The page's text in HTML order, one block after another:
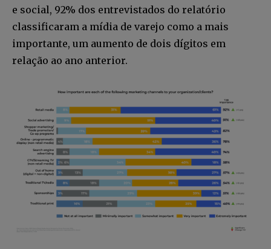
e social, 92% dos entrevistados do relatório
classificaram a mídia de varejo como a mais
importante, um aumento de dois dígitos em
relação ao ano anterior.